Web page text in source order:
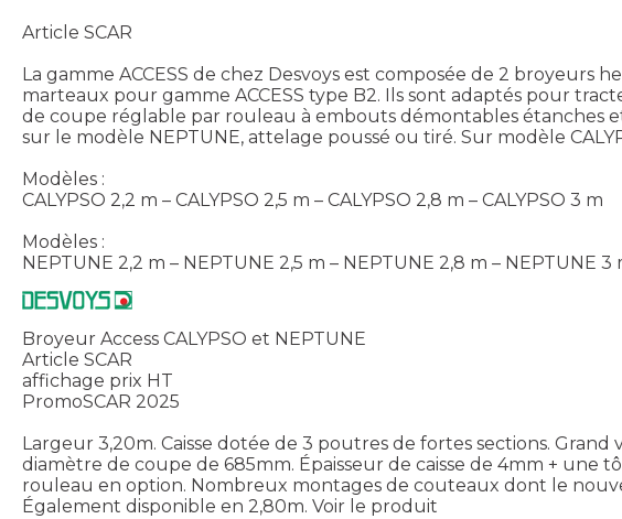
Article SCAR
La gamme ACCESS de chez Desvoys est composée de 2
marteaux pour gamme ACCESS type B2. Ils sont adaptés pour
de coupe réglable par rouleau à embouts démontables étanches
sur le modèle NEPTUNE, attelage poussé ou tiré. Sur modèle
Modèles :
CALYPSO 2,2 m – CALYPSO 2,5 m – CALYPSO 2,8 m – CALYPSO 3 m
Modèles :
NEPTUNE 2,2 m – NEPTUNE 2,5 m – NEPTUNE 2,8 m – NEPTUNE 3
Broyeur Access CALYPSO et NEPTUNE
Article SCAR
affichage prix HT
PromoSCAR 2025
Largeur 3,20m. Caisse dotée de 3 poutres de fortes sections.
diamètre de coupe de 685mm. Épaisseur de caisse de 4mm + une
rouleau en option. Nombreux montages de couteaux dont le
Également disponible en 2,80m. Voir le produit